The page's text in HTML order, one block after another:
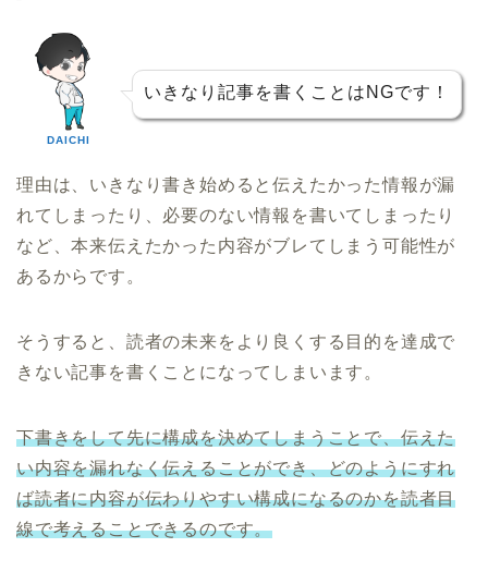
DAICHI
いきなり記事を書くことはNGです！
理由は、いきなり書き始めると伝えたかった情報が漏
れてしまったり、必要のない情報を書いてしまったり
など、本来伝えたかった内容がブレてしまう可能性が
あるからです。
そうすると、読者の未来をより良くする目的を達成で
きない記事を書くことになってしまいます。
下書きをして先に構成を決めてしまうことで、伝えた
い内容を漏れなく伝えることができ、どのようにすれ
ば読者に内容が伝わりやすい構成になるのかを読者目
線で考えることできるのです。